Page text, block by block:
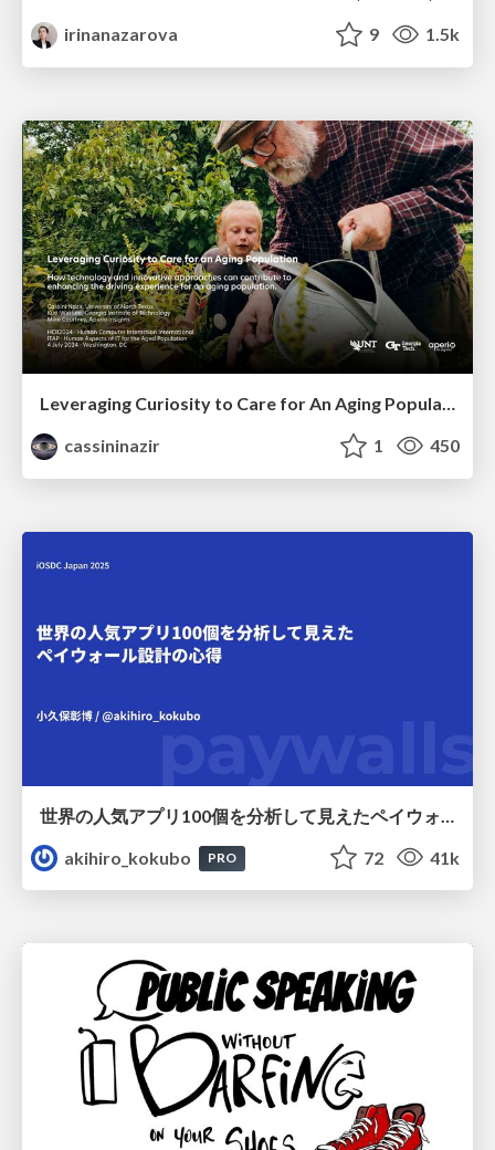
irinanazarova
9 1.5k
Leveraging Curiosity to Care for An Aging Population
cassininazir
1 450
akihiro_kokubo
PRO 72 41k